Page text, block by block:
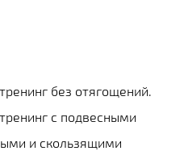
без отягощений.
с подвесными
и скользящими